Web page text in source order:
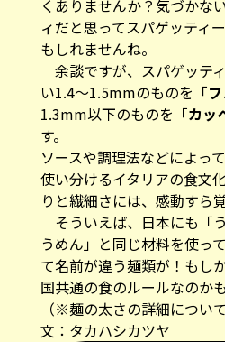
くありませんか？気づかな
ィだと思ってスパゲッティ
もしれませんね。
余談ですが、スパゲッテ
い1.4〜1.5mmのものを「
1.3mm以下のものを「カッ
す。
ソースや調理法などによっ
使い分けるイタリアの食文
りと繊細さには、感動すら覚
そういえば、日本にも「
うめん」と同じ材料を使っ
て名前が違う麺類が！もし
国共通の食のルールなのか
（※麺の太さの詳細につい
文：タカハシカツヤ